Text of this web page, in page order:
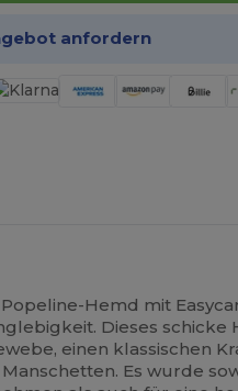
anfordern
Hemd mit
Dieses schicke
einen klassischen
Es wurde